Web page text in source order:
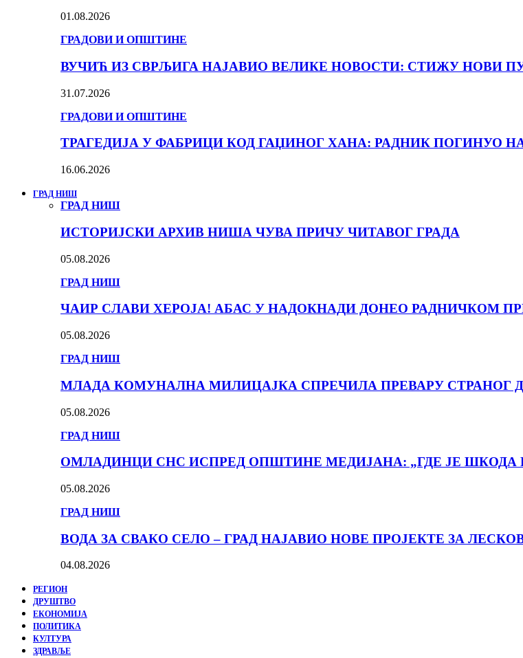
01.08.2026
ГРАДОВИ И ОПШТИНЕ
ВУЧИЋ ИЗ СВРЉИГА НАЈАВИО ВЕЛИКЕ НОВОСТИ: СТИЖУ НОВИ
31.07.2026
ГРАДОВИ И ОПШТИНЕ
ТРАГЕДИЈА У ФАБРИЦИ КОД ГАЏИНОГ ХАНА: РАДНИК ПОГИНУО
16.06.2026
ГРАД НИШ
ГРАД НИШ
ИСТОРИЈСКИ АРХИВ НИША ЧУВА ПРИЧУ ЧИТАВОГ ГРАДА
05.08.2026
ГРАД НИШ
ЧАИР СЛАВИ ХЕРОЈА! АБАС У НАДОКНАДИ ДОНЕО РАДНИЧКОМ
05.08.2026
ГРАД НИШ
МЛАДА КОМУНАЛНА МИЛИЦАЈКА СПРЕЧИЛА ПРЕВАРУ
05.08.2026
ГРАД НИШ
ОМЛАДИНЦИ СНС ИСПРЕД ОПШТИНЕ МЕДИЈАНА: „ГДЕ ЈЕ ШКОДА
05.08.2026
ГРАД НИШ
ВОДА ЗА СВАКО СЕЛО – ГРАД НАЈАВИО НОВЕ ПРОЈЕКТЕ ЗА
04.08.2026
РЕГИОН
ДРУШТВО
ЕКОНОМИЈА
ПОЛИТИКА
КУЛТУРА
ЗДРАВЉЕ